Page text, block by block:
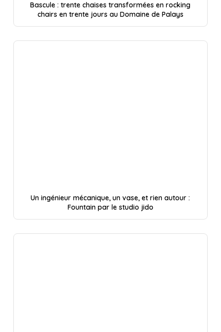
Bascule : trente chaises transformées en rocking
chairs en trente jours au Domaine de Palays
Un ingénieur mécanique, un vase, et rien autour :
Fountain par le studio jido